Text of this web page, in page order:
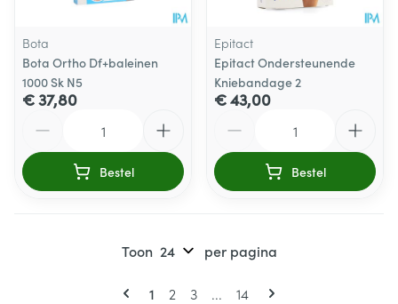
Bota
Bota Ortho Df+baleinen
1000 Sk N5
€ 37,80
Bestel
Epitact
Epitact Ondersteunende
Kniebandage 2
€ 43,00
Bestel
Pagina's
U lees momenteel pagina
1 Pagina
2 Pagina
3 ... Pagina
14
Toon per pagina